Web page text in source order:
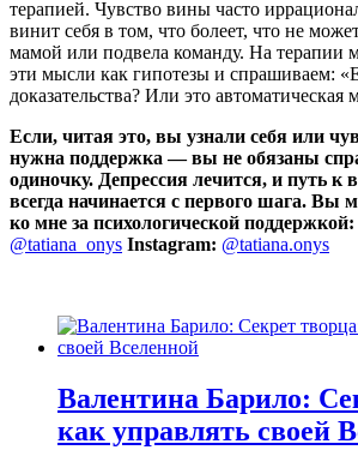
терапией. Чувство вины часто
винит себя в том, что болеет, что не
мамой или подвела команду. На терапии
эти мысли как гипотезы и спрашиваем:
доказательства? Или это автоматическая
Если, читая это, вы узнали себя или
нужна поддержка — вы не обязаны
одиночку. Депрессия лечится, и путь к
всегда начинается с первого шага. Вы
ко мне за психологической поддержкой:
@tatiana_onys Instagram: @tatiana.onys
Валентина Барило:
как управлять своей